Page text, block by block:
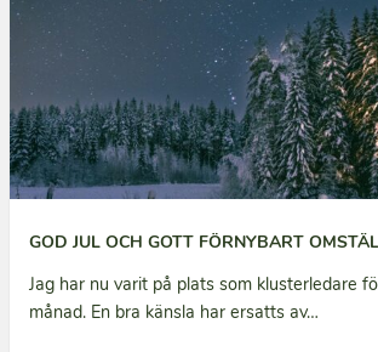
GOD JUL OCH GOTT FÖRNYBART
Jag har nu varit på plats som klusterledare
månad. En bra känsla har ersatts av…